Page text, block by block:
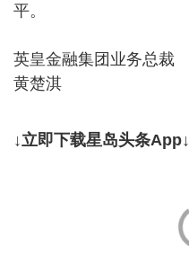
平。
英皇金融集团业务总裁
黄楚淇
↓立即下载星岛头条App↓